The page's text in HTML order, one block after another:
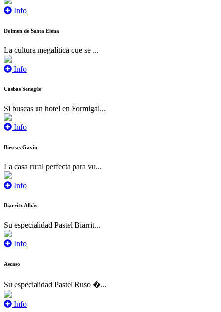
Info
Dolmen de Santa Elena
La cultura megalítica que se ...
Info
Casbas Senegüé
Si buscas un hotel en Formigal...
Info
Biescas Gavín
La casa rural perfecta para vu...
Info
Biarritz Albás
Su especialidad Pastel Biarrit...
Info
Ascaso
Su especialidad Pastel Ruso �...
Info